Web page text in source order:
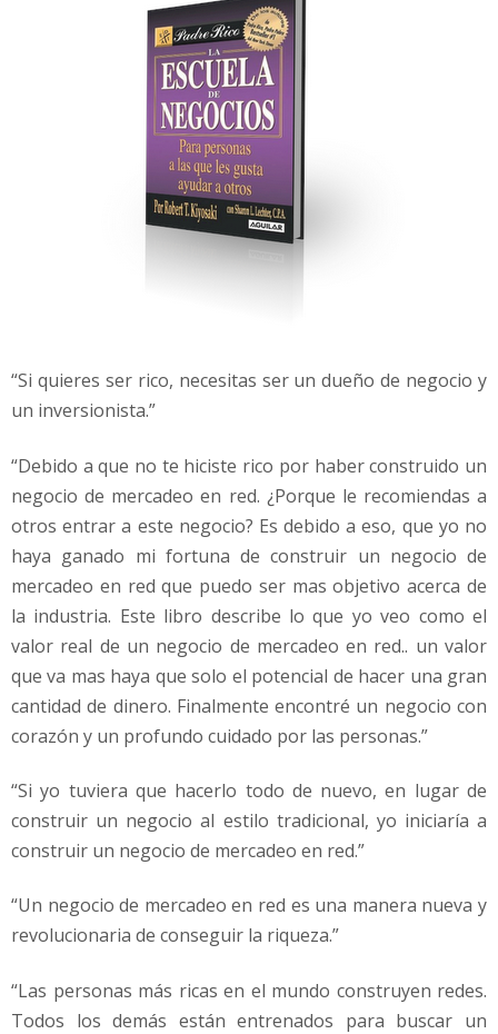
“Si quieres ser rico, necesitas ser un dueño de negocio y
un inversionista.”
“Debido a que no te hiciste rico por haber construido un
negocio de mercadeo en red. ¿Porque le recomiendas a
otros entrar a este negocio? Es debido a eso, que yo no
haya ganado mi fortuna de construir un negocio de
mercadeo en red que puedo ser mas objetivo acerca de
la industria. Este libro describe lo que yo veo como el
valor real de un negocio de mercadeo en red.. un valor
que va mas haya que solo el potencial de hacer una gran
cantidad de dinero. Finalmente encontré un negocio con
corazón y un profundo cuidado por las personas.”
“Si yo tuviera que hacerlo todo de nuevo, en lugar de
construir un negocio al estilo tradicional, yo iniciaría a
construir un negocio de mercadeo en red.”
“Un negocio de mercadeo en red es una manera nueva y
revolucionaria de conseguir la riqueza.”
“Las personas más ricas en el mundo construyen redes.
Todos los demás están entrenados para buscar un